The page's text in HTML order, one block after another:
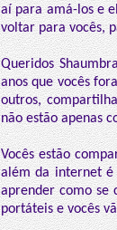
aí para amá-los e
voltar para vocês,
Queridos
anos que vocês
outros,
não estão apenas
Vocês estão
além da internet é
aprender como se
portáteis e vocês